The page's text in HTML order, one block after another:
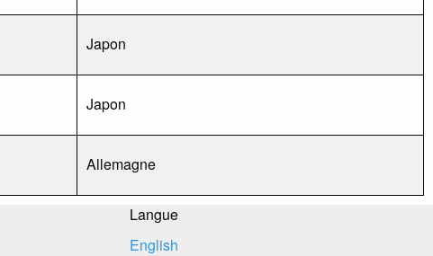
Japon
Japon
Allemagne
Langue
English